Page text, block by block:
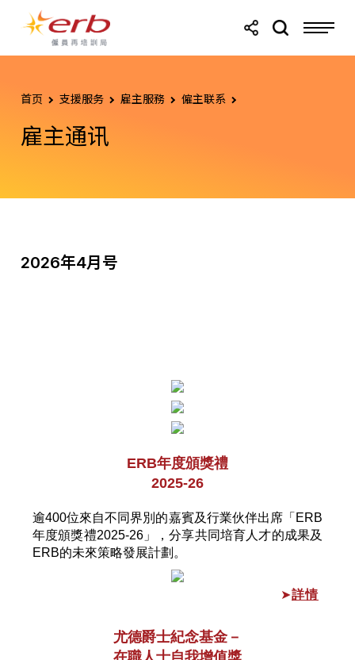
跳转至主要内容
首页 支援服务 雇主服務 僱主联系
雇主通讯
2026年4月号